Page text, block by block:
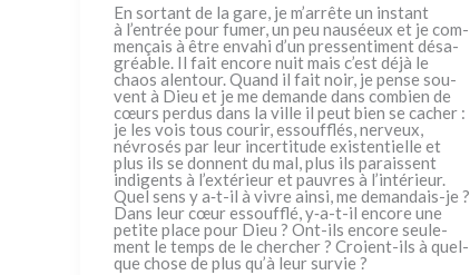
En sor­tant de la gare, je m’arrête un instant
à l’entrée pour fumer, un peu nau­séeux et je com­
me­nçais à être enva­hi d’un pres­sen­ti­ment désa­
gréa­ble. Il fait enco­re nuit mais c’est déjà le
chaos alen­tour. Quand il fait noir, je pen­se sou­
vent à Dieu et je me deman­de dans com­bien de
cœurs per­dus dans la vil­le il peut bien se cacher :
je les vois tous cou­rir, essouf­flés, ner­veux,
névro­sés par leur incer­ti­tu­de exi­sten­tiel­le et
plus ils se don­nent du mal, plus ils para­is­sent
indi­gen­ts à l’extérieur et pau­vres à l’intérieur.
Quel sens y a‑t-il à vivre ain­si, me demandais-je ?
Dans leur cœur essouf­flé, y‑a-t-il enco­re une
peti­te pla­ce pour Dieu ? Ont-ils enco­re seu­le­
ment le temps de le cher­cher ? Croient-ils à quel­
que cho­se de plus qu’à leur sur­vie ?